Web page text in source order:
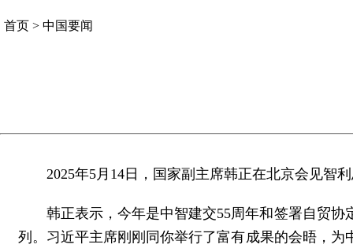
首页 > 中国要闻
2025年5月14日，国家副主席韩正在北京会见智
韩正表示，今年是中智建交55周年和签署自贸
列。习近平主席刚刚同你举行了富有成果的会晤，